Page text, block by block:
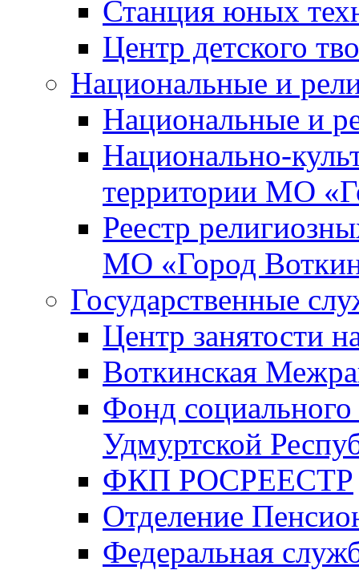
Станция юных
Центр детского
Национальные и
Национальные и
Национально-
территории МО
Реестр
МО «Город
Государственные
Центр занятости
Воткинская
Фонд
Удмуртской
ФКП РОСРЕЕСТР
Отделение
Федеральная